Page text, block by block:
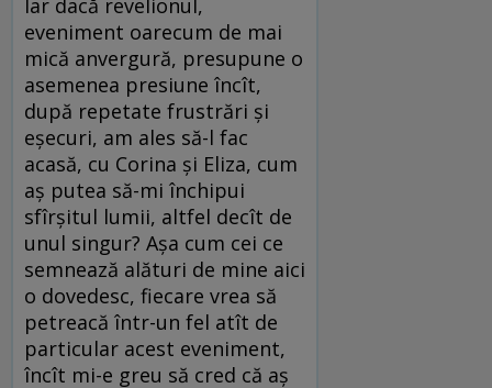
Iar dacă revelionul,
eveniment oarecum de mai
mică anvergură, presupune o
asemenea presiune încît,
după repetate frustrări şi
eşecuri, am ales să-l fac
acasă, cu Corina şi Eliza, cum
aş putea să-mi închipui
sfîrşitul lumii, altfel decît de
unul singur? Aşa cum cei ce
semnează alături de mine aici
o dovedesc, fiecare vrea să
petreacă într-un fel atît de
particular acest eveniment,
încît mi-e greu să cred că aş